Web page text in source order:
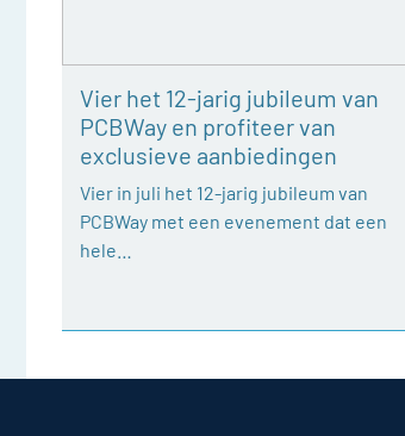
Vier het 12-jarig jubileum van
PCBWay en profiteer van
exclusieve aanbiedingen
Vier in juli het 12-jarig jubileum van
PCBWay met een evenement dat een
hele…